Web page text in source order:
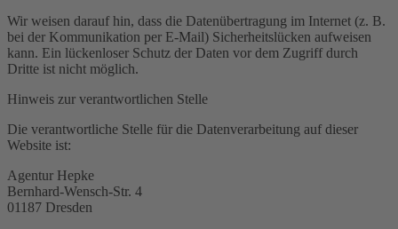
Wir weisen darauf hin, dass die Datenübertragung im Internet (z. B.
bei der Kommunikation per E-Mail) Sicherheitslücken aufweisen
kann. Ein lückenloser Schutz der Daten vor dem Zugriff durch
Dritte ist nicht möglich.
Hinweis zur verantwortlichen Stelle
Die verantwortliche Stelle für die Datenverarbeitung auf dieser
Website ist:
Agentur Hepke
Bernhard-Wensch-Str. 4
01187 Dresden